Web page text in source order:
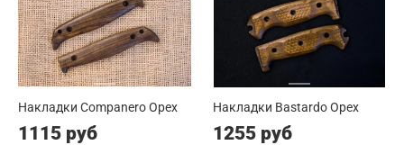
Накладки Companero Орех
1115 руб
Накладки Bastardo Орех
1255 руб